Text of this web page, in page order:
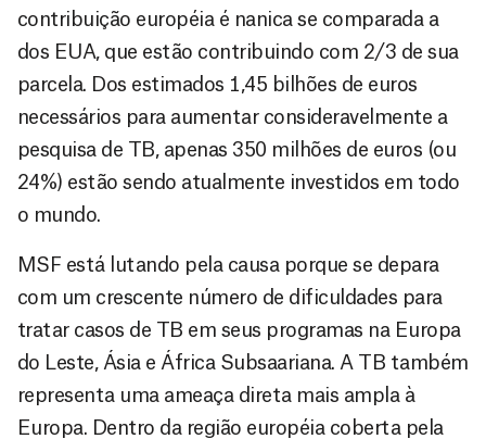
contribuição européia é nanica se comparada a
dos EUA, que estão contribuindo com 2/3 de sua
parcela. Dos estimados 1,45 bilhões de euros
necessários para aumentar consideravelmente a
pesquisa de TB, apenas 350 milhões de euros (ou
24%) estão sendo atualmente investidos em todo
o mundo.
MSF está lutando pela causa porque se depara
com um crescente número de dificuldades para
tratar casos de TB em seus programas na Europa
do Leste, Ásia e África Subsaariana. A TB também
representa uma ameaça direta mais ampla à
Europa. Dentro da região européia coberta pela